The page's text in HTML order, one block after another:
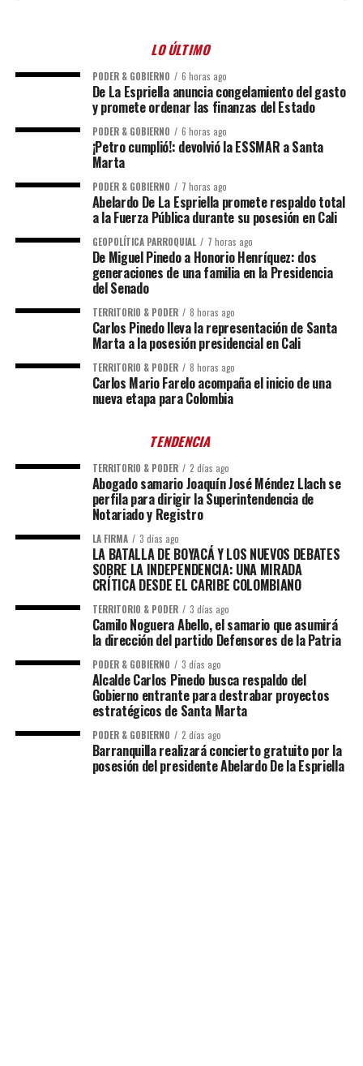
LO ÚLTIMO
PODER & GOBIERNO 6 horas ago
De La Espriella anuncia congelamiento del gasto
y promete ordenar las finanzas del Estado
PODER & GOBIERNO 6 horas ago
¡Petro cumplió!: devolvió la ESSMAR a Santa
Marta
PODER & GOBIERNO 7 horas ago
Abelardo De La Espriella promete respaldo total
a la Fuerza Pública durante su posesión en Cali
GEOPOLÍTICA PARROQUIAL 7 horas ago
De Miguel Pinedo a Honorio Henríquez: dos
generaciones de una familia en la Presidencia
del Senado
TERRITORIO & PODER 8 horas ago
Carlos Pinedo lleva la representación de Santa
Marta a la posesión presidencial en Cali
TERRITORIO & PODER 8 horas ago
Carlos Mario Farelo acompaña el inicio de una
nueva etapa para Colombia
TENDENCIA
TERRITORIO & PODER 2 días ago
Abogado samario Joaquín José Méndez Llach se
perfila para dirigir la Superintendencia de
Notariado y Registro
LA FIRMA 3 días ago
LA BATALLA DE BOYACÁ Y LOS NUEVOS DEBATES
SOBRE LA INDEPENDENCIA: UNA MIRADA
CRÍTICA DESDE EL CARIBE COLOMBIANO
TERRITORIO & PODER 3 días ago
Camilo Noguera Abello, el samario que asumirá
la dirección del partido Defensores de la Patria
PODER & GOBIERNO 3 días ago
Alcalde Carlos Pinedo busca respaldo del
Gobierno entrante para destrabar proyectos
estratégicos de Santa Marta
PODER & GOBIERNO 2 días ago
Barranquilla realizará concierto gratuito por la
posesión del presidente Abelardo De la Espriella